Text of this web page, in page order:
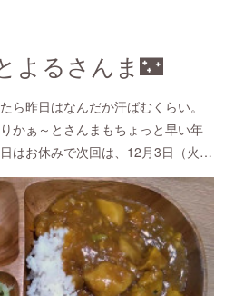
よるさんま🌃
ら昨日はなんだか汗ばむくらい。
かぁ～とさんまもちょっと早い年
はお休みで次回は、12月3日（火…